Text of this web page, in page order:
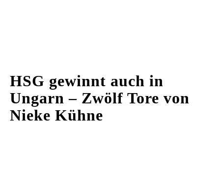
HSG gewinnt auch in
Ungarn – Zwölf Tore von
Nieke Kühne